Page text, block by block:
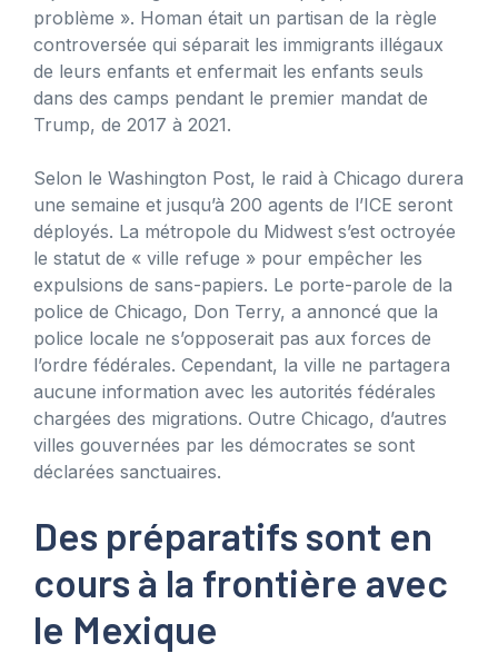
problème ». Homan était un partisan de la règle
controversée qui séparait les immigrants illégaux
de leurs enfants et enfermait les enfants seuls
dans des camps pendant le premier mandat de
Trump, de 2017 à 2021.
Selon le Washington Post, le raid à Chicago durera
une semaine et jusqu’à 200 agents de l’ICE seront
déployés. La métropole du Midwest s’est octroyée
le statut de « ville refuge » pour empêcher les
expulsions de sans-papiers. Le porte-parole de la
police de Chicago, Don Terry, a annoncé que la
police locale ne s’opposerait pas aux forces de
l’ordre fédérales. Cependant, la ville ne partagera
aucune information avec les autorités fédérales
chargées des migrations. Outre Chicago, d’autres
villes gouvernées par les démocrates se sont
déclarées sanctuaires.
Des préparatifs sont en
cours à la frontière avec
le Mexique